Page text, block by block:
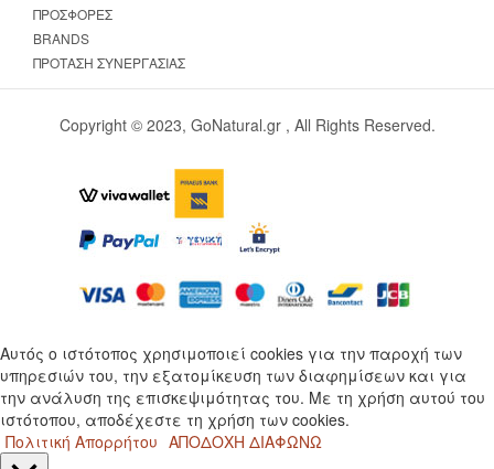
ΠΡΟΣΦΟΡΈΣ
BRANDS
ΠΡΌΤΑΣΗ ΣΥΝΕΡΓΑΣΊΑΣ
Copyright © 2023, GoNatural.gr , All Rights Reserved.
Αυτός ο ιστότοπος χρησιμοποιεί cookies για την παροχή των
υπηρεσιών του, την εξατομίκευση των διαφημίσεων και για
την ανάλυση της επισκεψιμότητας του. Με τη χρήση αυτού του
ιστότοπου, αποδέχεστε τη χρήση των cookies.
Πολιτική Απορρήτου ΑΠΟΔΟΧΗ ΔΙΑΦΩΝΩ